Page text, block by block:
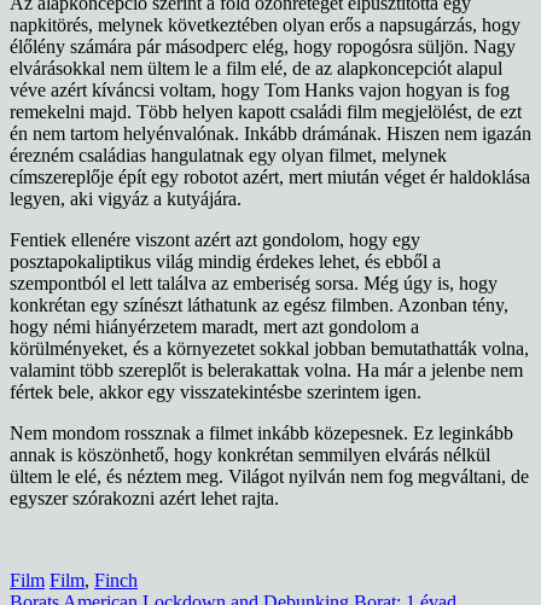
napkitörés, melynek következtében olyan erős a napsugárzás, hogy
élőlény számára pár másodperc elég, hogy ropogósra süljön. Nagy
elvárásokkal nem ültem le a film elé, de az alapkoncepciót alapul
véve azért kíváncsi voltam, hogy Tom Hanks vajon hogyan is fog
remekelni majd. Több helyen kapott családi film megjelölést, de ezt
én nem tartom helyénvalónak. Inkább drámának. Hiszen nem igazán
érezném családias hangulatnak egy olyan filmet, melynek
címszereplője épít egy robotot azért, mert miután véget ér haldoklása
legyen, aki vigyáz a kutyájára.
Fentiek ellenére viszont azért azt gondolom, hogy egy
posztapokaliptikus világ mindig érdekes lehet, és ebből a
szempontból el lett találva az emberiség sorsa. Még úgy is, hogy
konkrétan egy színészt láthatunk az egész filmben. Azonban tény,
hogy némi hiányérzetem maradt, mert azt gondolom a
körülményeket, és a környezetet sokkal jobban bemutathatták volna,
valamint több szereplőt is belerakattak volna. Ha már a jelenbe nem
fértek bele, akkor egy visszatekintésbe szerintem igen.
Nem mondom rossznak a filmet inkább közepesnek. Ez leginkább
annak is köszönhető, hogy konkrétan semmilyen elvárás nélkül
ültem le elé, és néztem meg. Világot nyilván nem fog megváltani, de
egyszer szórakozni azért lehet rajta.
Film Film, Finch